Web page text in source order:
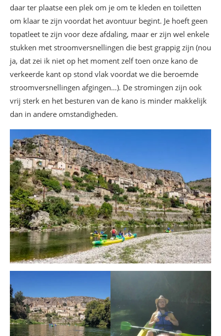
daar ter plaatse een plek om je om te kleden en toiletten
om klaar te zijn voordat het avontuur begint. Je hoeft geen
topatleet te zijn voor deze afdaling, maar er zijn wel enkele
stukken met stroomversnellingen die best grappig zijn (nou
ja, dat zei ik niet op het moment zelf toen onze kano de
verkeerde kant op stond vlak voordat we die beroemde
stroomversnellingen afgingen…). De stromingen zijn ook
vrij sterk en het besturen van de kano is minder makkelijk
dan in andere omstandigheden.